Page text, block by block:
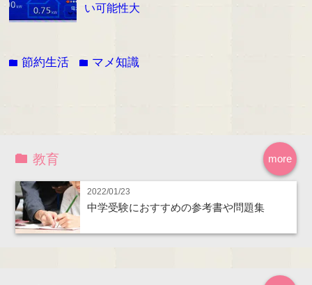
い可能性大
folder節約生活 folder マメ知識
more
教育
2022/01/23
中学受験におすすめの参考書や問題集